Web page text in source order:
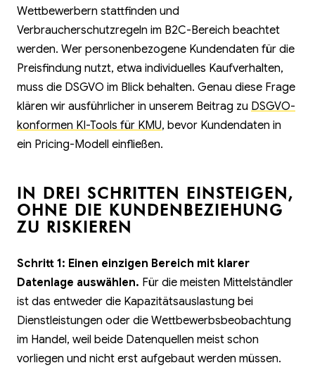
Wettbewerbern stattfinden und
Verbraucherschutzregeln im B2C-Bereich beachtet
werden. Wer personenbezogene Kundendaten für die
Preisfindung nutzt, etwa individuelles Kaufverhalten,
muss die DSGVO im Blick behalten. Genau diese Frage
klären wir ausführlicher in unserem Beitrag zu DSGVO-
konformen KI-Tools für KMU, bevor Kundendaten in
ein Pricing-Modell einfließen.
IN DREI SCHRITTEN EINSTEIGEN,
OHNE DIE KUNDENBEZIEHUNG
ZU RISKIEREN
Schritt 1: Einen einzigen Bereich mit klarer
Datenlage auswählen. Für die meisten Mittelständler
ist das entweder die Kapazitätsauslastung bei
Dienstleistungen oder die Wettbewerbsbeobachtung
im Handel, weil beide Datenquellen meist schon
vorliegen und nicht erst aufgebaut werden müssen.